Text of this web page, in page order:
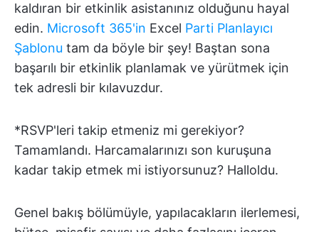
kaldıran bir etkinlik asistanınız olduğunu hayal
edin. Microsoft 365'in Excel Parti Planlayıcı
Şablonu tam da böyle bir şey! Baştan sona
başarılı bir etkinlik planlamak ve yürütmek için
tek adresli bir kılavuzdur.
*RSVP'leri takip etmeniz mi gerekiyor?
Tamamlandı. Harcamalarınızı son kuruşuna
kadar takip etmek mi istiyorsunuz? Halloldu.
Genel bakış bölümüyle, yapılacakların ilerlemesi,